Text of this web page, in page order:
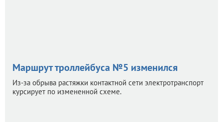
Маршрут троллейбуса №5 изменился
Из-за обрыва растяжки контактной сети электротранспорт
курсирует по измененной схеме.